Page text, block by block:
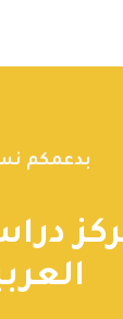
بدعمكم